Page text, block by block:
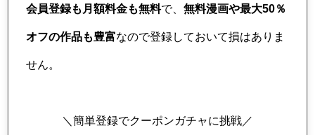
会員登録も月額料金も無料で、 無料漫画や最大50％
オフの作品も豊富なので登録しておいて損はありま
せん。
＼簡単登録でクーポンガチャに挑戦／